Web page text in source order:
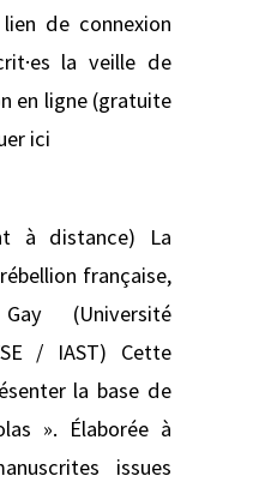
de connexion
la veille de
en ligne (gratuite
ici
à distance) La
française,
(Université
/ IAST) Cette
la base de
». Élaborée à
issues